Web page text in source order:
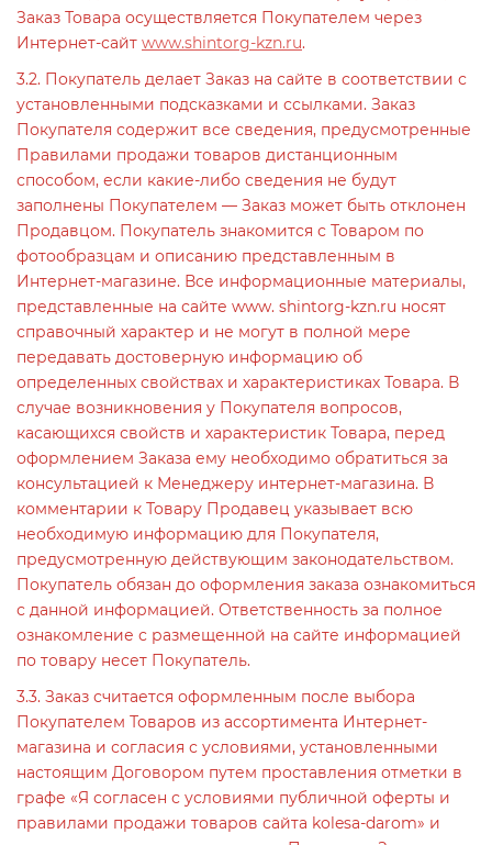
Заказ Товара осуществляется Покупателем через
Интернет-сайт www.shintorg-kzn.ru.
3.2. Покупатель делает Заказ на сайте в соответствии с
установленными подсказками и ссылками. Заказ
Покупателя содержит все сведения, предусмотренные
Правилами продажи товаров дистанционным
способом, если какие-либо сведения не будут
заполнены Покупателем — Заказ может быть отклонен
Продавцом. Покупатель знакомится с Товаром по
фотообразцам и описанию представленным в
Интернет-магазине. Все информационные материалы,
представленные на сайте www. shintorg-kzn.ru носят
справочный характер и не могут в полной мере
передавать достоверную информацию об
определенных свойствах и характеристиках Товара. В
случае возникновения у Покупателя вопросов,
касающихся свойств и характеристик Товара, перед
оформлением Заказа ему необходимо обратиться за
консультацией к Менеджеру интернет-магазина. В
комментарии к Товару Продавец указывает всю
необходимую информацию для Покупателя,
предусмотренную действующим законодательством.
Покупатель обязан до оформления заказа ознакомиться
с данной информацией. Ответственность за полное
ознакомление с размещенной на сайте информацией
по товару несет Покупатель.
3.3. Заказ считается оформленным после выбора
Покупателем Товаров из ассортимента Интернет-
магазина и согласия с условиями, установленными
настоящим Договором путем проставления отметки в
графе «Я согласен с условиями публичной оферты и
правилами продажи товаров сайта kolesa-darom» и